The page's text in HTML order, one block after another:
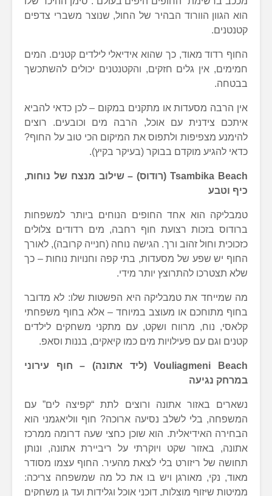
הוא הגוון הוורוד הבהיר של החול, שנוצר משברי צדפים
קטנטנים.
החוף רדוד מאוד, כך שהוא אידיאלי לילדים קטנים. המים
חמימים, אין גלים חזקים, והקטנטנים יכולים להשתכשך
בבטחה.
אין הרבה מסעדות או מתקנים במקום – לכן כדאי להביא
איתכם צידנית עם אוכל, הרבה מים וכובעים. רוצים
להימנע מצפיפות ולתפוס את המיקום הכי טוב על החוף?
כדאי להגיע מוקדם בבוקר (בעיקר בקיץ).
Tsambika Beach (רודוס) – שילוב מנצח של נוחות,
כיף וטבע
טמבליקה הוא אחד החופים הנוחים ביותר למשפחות
ברודוס בזכות רצועת חוף רחבה, מים רדודים צלולים
כזכוכית וחול זהוב ורך. הגישה נוחה (חנייה קרובה), לאורך
החוף יש שפע של מסעדות, בתי קפה וחנויות נוחות – כך
שלא תצטרכו להתרוצץ יותר מידי.
מה שמייחד את טמבליקה היא הפשטות שלו: לא מדובר
בחוף מתוחכם או מעוצב במיוחד – אלא בחוף משפחתי
קלאסי, נוח, מרווח ושקט, עם מתקני משחקים לילדים
קטנים וגם עם פעילויות מים כמו קיאקים, בננות וסאפ.
Vouliagmeni Beach (ליד אתונה) – חוף עירוני
במרחק נגיעה
נשארים באזור אתונה ורוצים לתת “קפיצה לים” עם
המשפחה, בלי לשלב נסיעה ארוכה? חוף ווליאגמני הוא
הבחירה האידיאלית. הוא שוכן כחצי שעה דרומה ממרכז
אתונה, באזור שקט ויוקרתי על ריביירת אתונה, ונותן
תחושה של ריזורט בלי לצאת מהעיר. החוף עצמו מסודר
מאוד, נקי, מאורגן ויש בו את כל מה שמשפחה צריכה:
ממיטות שיזוף מוצלות, דוכני אוכל וגלידות ועד גן משחקים